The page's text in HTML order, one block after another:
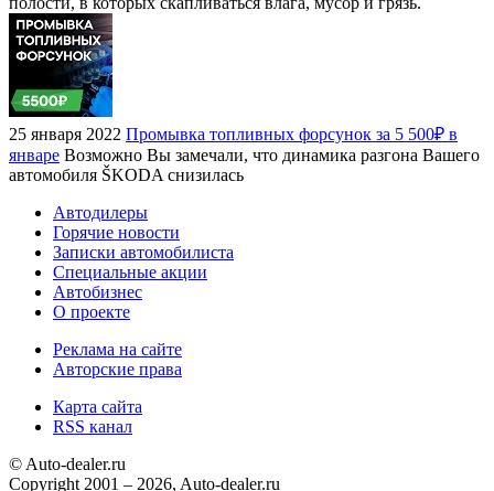
25 января 2022 Промывка топливных форсунок за 5 500₽ в
январе Возможно Вы замечали, что динамика разгона Вашего
автомобиля ŠKODA снизилась
Автодилеры
Горячие новости
Записки автомобилиста
Специальные акции
Автобизнес
О проекте
Реклама на сайте
Авторские права
Карта сайта
RSS канал
© Auto-dealer.ru
Copyright 2001 – 2026, Auto-dealer.ru